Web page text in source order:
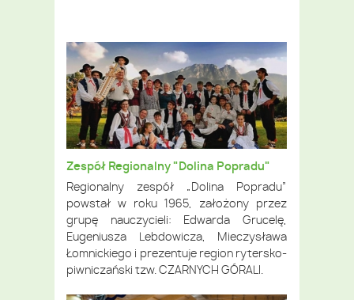
Zespół Regionalny "Dolina Popradu"
Regionalny zespół „Dolina Popradu”
powstał w roku 1965, założony przez
grupę nauczycieli: Edwarda Grucelę,
Eugeniusza Lebdowicza, Mieczysława
Łomnickiego i prezentuje region rytersko-
piwniczański tzw. CZARNYCH GÓRALI.